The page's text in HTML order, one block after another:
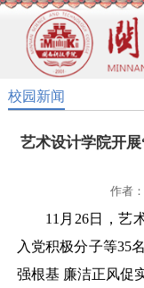
校园新闻
艺术设计学院开
作者
11月26日，艺
入党积极分子等35
强根基 廉洁正风促